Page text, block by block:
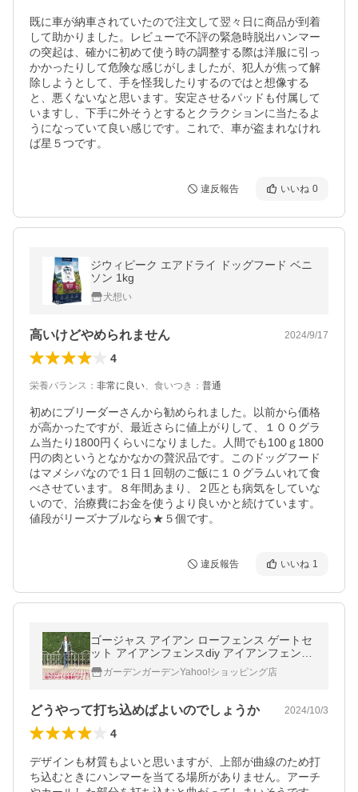
既に車が納車されていたので注文して翌々日に商品が到着
して助かりました。レビューで不評の緊急時脱出ハンマー
の突起は、確かに初めて使う時の調整する際は洋服に引っ
かかったりして危険な感じがしましたが、犯人が焦って解
除しようとして、手を怪我したりするのではと想像する
と、悪くないなと思います。安定させるパッドも付属して
いますし、下手に外そうとするとクラクションに当たるよ
うになっていて良い感じです。これで、車が盗まれなけれ
ば星５つです。
違反報告 いいね 0
ジウィピーク エアドライ ドッグフード ベニ
ソン 1kg
犬想い
高いけどやめられません 2024/9/17
4
栄養バランス ： 非常に良い、 食いつき ： 普通
初めにブリーダーさんから勧められました。以前から価格
が高かったですが、最近さらに値上がりして、１００グラ
ム当たり1800円くらいになりました。人間でも100ｇ1800
円の肉というとなかなかの贅沢品です。このドッグフード
はマメシバなので１日１回朝のご飯に１０グラムいれて食
べさせています。８年間あまり、２匹とも病気をしていな
いので、治療費にお金を使うより良いかと続けています。
値段がリーズナブルなら★５個です。
違反報告 いいね 1
ゴージャス アイアン ローフェンス ゲートセ
ット アイアンフェンスdiy アイアンフェンス
アンティーク ガーデニング 扉
ガーデンガーデンYahoo!ショッピング店
どうやって打ち込めばよいのでしょうか 2024/10/3
4
デザインも材質もよいと思いますが、上部が曲線のため打
ち込むときにハンマーを当てる場所がありません。アーチ